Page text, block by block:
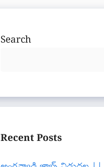
Search
Recent Posts